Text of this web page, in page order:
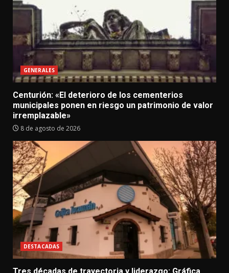
GENERALES
Centurión: «El deterioro de los cementerios
municipales ponen en riesgo un patrimonio de valor
irremplazable»
8 de agosto de 2026
DESTACADAS